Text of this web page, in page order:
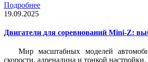
Подробнее
19.09.2025
Двигатели для соревнований Mini-Z:
Мир масштабных моделей
скорости, адреналина и тонкой настройки.